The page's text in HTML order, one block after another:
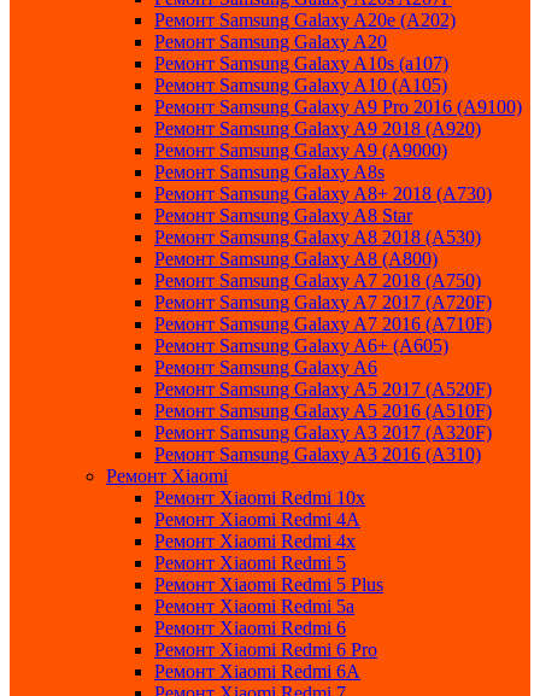
Ремонт Samsung Galaxy A20e (A202)
Ремонт Samsung Galaxy A20
Ремонт Samsung Galaxy A10s (a107)
Ремонт Samsung Galaxy A10 (A105)
Ремонт Samsung Galaxy A9 Pro 2016 (A9100)
Ремонт Samsung Galaxy A9 2018 (A920)
Ремонт Samsung Galaxy A9 (A9000)
Ремонт Samsung Galaxy A8s
Ремонт Samsung Galaxy A8+ 2018 (A730)
Ремонт Samsung Galaxy A8 Star
Ремонт Samsung Galaxy A8 2018 (A530)
Ремонт Samsung Galaxy A8 (A800)
Ремонт Samsung Galaxy A7 2018 (A750)
Ремонт Samsung Galaxy A7 2017 (A720F)
Ремонт Samsung Galaxy A7 2016 (A710F)
Ремонт Samsung Galaxy A6+ (A605)
Ремонт Samsung Galaxy A6
Ремонт Samsung Galaxy A5 2017 (A520F)
Ремонт Samsung Galaxy A5 2016 (A510F)
Ремонт Samsung Galaxy A3 2017 (A320F)
Ремонт Samsung Galaxy A3 2016 (A310)
Ремонт Xiaomi
Ремонт Xiaomi Redmi 10x
Ремонт Xiaomi Redmi 4A
Ремонт Xiaomi Redmi 4x
Ремонт Xiaomi Redmi 5
Ремонт Xiaomi Redmi 5 Plus
Ремонт Xiaomi Redmi 5a
Ремонт Xiaomi Redmi 6
Ремонт Xiaomi Redmi 6 Pro
Ремонт Xiaomi Redmi 6A